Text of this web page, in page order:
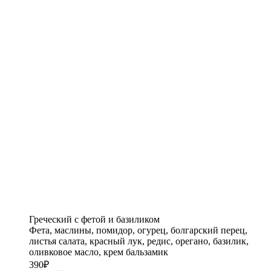
Греческий с фетой и базиликом
Фета, маслины, помидор, огурец, болгарский перец,
листья салата, красный лук, редис, орегано, базилик,
оливковое масло, крем бальзамик
390₽